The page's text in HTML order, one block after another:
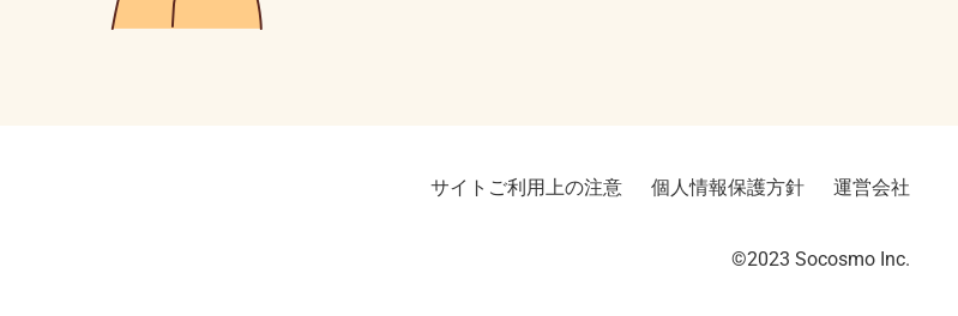
サイトご利用上の注意 個人情報保護方針 運営会社
©2023︎ Socosmo Inc.